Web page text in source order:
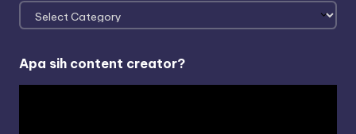
Categories
Apa sih content creator?